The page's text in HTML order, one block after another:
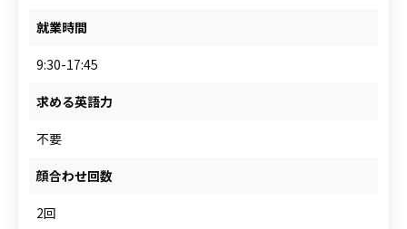
就業時間
9:30-17:45
求める英語力
不要
顔合わせ回数
2回